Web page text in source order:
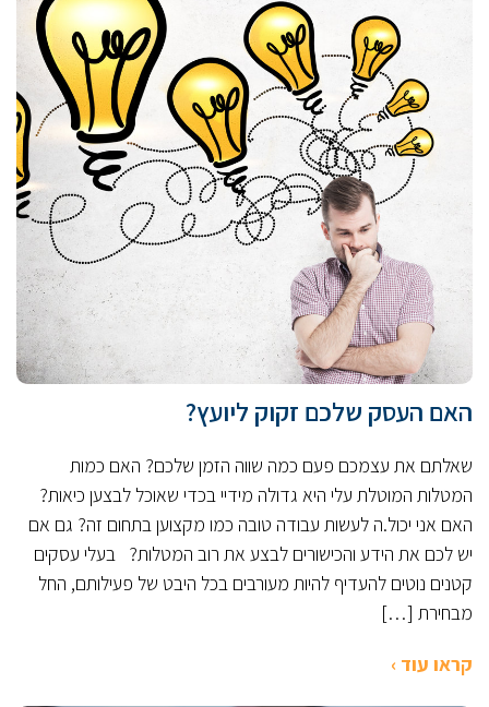
האם העסק שלכם זקוק ליועץ?
שאלתם את עצמכם פעם כמה שווה הזמן שלכם? האם כמות
המטלות המוטלת עלי היא גדולה מידיי בכדי שאוכל לבצען כיאות?
האם אני יכול.ה לעשות עבודה טובה כמו מקצוען בתחום זה? גם אם
יש לכם את הידע והכישורים לבצע את רוב המטלות? בעלי עסקים
קטנים נוטים להעדיף להיות מעורבים בכל היבט של פעילותם, החל
מבחירת […]
קראו עוד ›